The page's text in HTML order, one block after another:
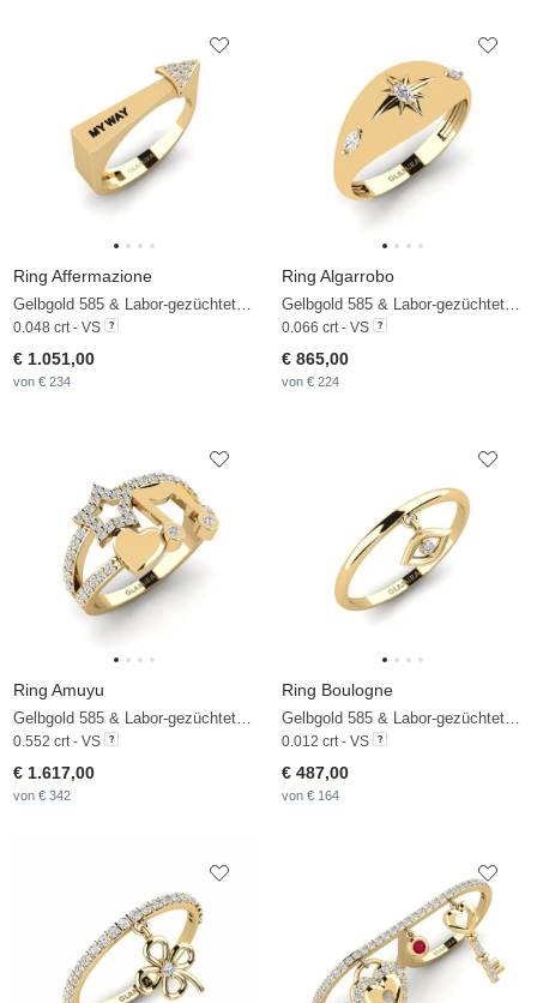
Ring Affermazione
0.048 crt - VS
€ 1.051,00
von € 234
Ring Algarrobo
0.066 crt - VS
€ 865,00
von € 224
Ring Amuyu
0.552 crt - VS
€ 1.617,00
von € 342
Ring Boulogne
0.012 crt - VS
€ 487,00
von € 164